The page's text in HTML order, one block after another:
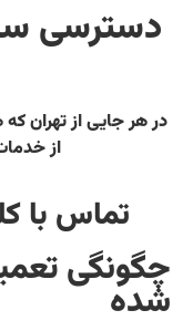
دسترسی
در هر جایی از تهران
از
تماس با
چگونگی
شده